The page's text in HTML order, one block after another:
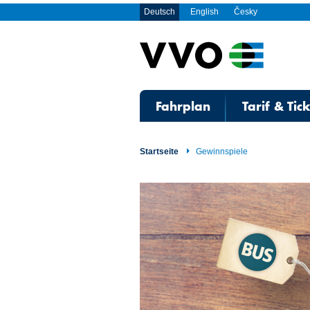
Deutsch English Česky
Fahrplan Tarif &
Startseite Gewinnspiele